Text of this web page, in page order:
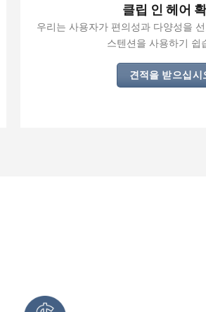
클립 인 헤어
우리는 사용자가 편의성과 다양성을
스텐션을 사용하기 쉽
견적을 받으십시